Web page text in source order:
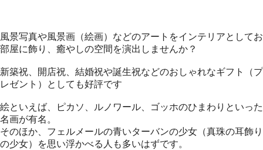
風景写真や風景画（絵画）などのアートをインテリアとしてお
部屋に飾り、癒やしの空間を演出しませんか？
新築祝、開店祝、結婚祝や誕生祝などのおしゃれなギフト（プ
レゼント）としても好評です
絵といえば、ピカソ、ルノワール、ゴッホのひまわりといった
名画が有名。
そのほか、フェルメールの青いターバンの少女（真珠の耳飾り
の少女）を思い浮かべる人も多いはずです。